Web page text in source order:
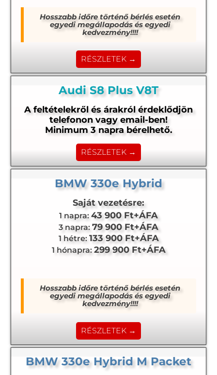
Hosszabb időre történő bérlés esetén
egyedi megállapodás és egyedi
kedvezmény!!!!
RÉSZLETEK →
Audi S8 Plus V8T
A feltételekről és árakról érdeklődjön
telefonon vagy email-ben!
Minimum 3 napra bérelhető.
RÉSZLETEK →
BMW 330e Hybrid
Saját vezetésre:
1 napra: 43 900 Ft+ÁFA
3 napra: 79 900 Ft+ÁFA
1 hétre: 133 900 Ft+ÁFA
1 hónapra: 299 900 Ft+ÁFA
Hosszabb időre történő bérlés esetén
egyedi megállapodás és egyedi
kedvezmény!!!!
RÉSZLETEK →
BMW 330e Hybrid M Packet